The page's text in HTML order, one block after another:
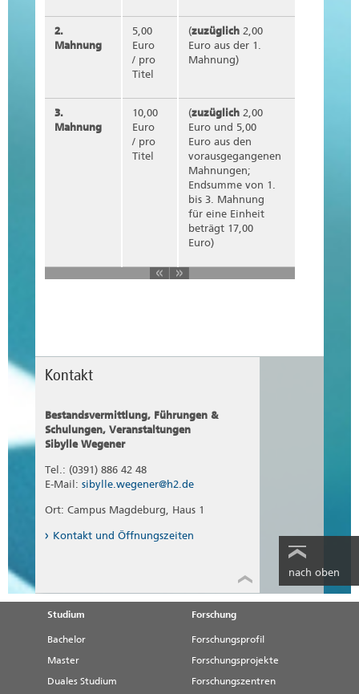
2.
Mahnung
5,00
Euro
/ pro
Titel
(zuzüglich 2,00
Euro aus der 1.
Mahnung)
3.
Mahnung
10,00
Euro
/ pro
Titel
(zuzüglich 2,00
Euro und 5,00
Euro aus den
vorausgegangenen
Mahnungen;
Endsumme von 1.
bis 3. Mahnung
für eine Einheit
beträgt 17,00
Euro)
Kontakt
Bestandsvermittlung, Führungen &
Schulungen, Veranstaltungen
Sibylle Wegener
Tel.: (0391) 886 42 48
E-Mail: sibylle.wegener@h2.de
Ort: Campus Magdeburg, Haus 1
Kontakt und Öffnungszeiten
nach oben
Studium
Bachelor
Master
Duales Studium
Forschung
Forschungsprofil
Forschungsprojekte
Forschungszentren